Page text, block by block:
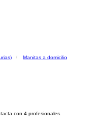
Manitas a domicilio
con 4 profesionales.